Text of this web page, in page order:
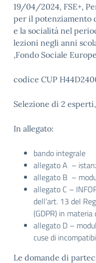
19/04/2024, FSE+,
per il potenziamento
e la socialità nel
lezioni negli anni
,Fondo Sociale
codice CUP
Selezione di 2
In allegato:
bando integrale
allegato A –
allegato B –
allegato C –
dell’art. 13 del
(GDPR) in
allegato D –
cuse di
Le domande di